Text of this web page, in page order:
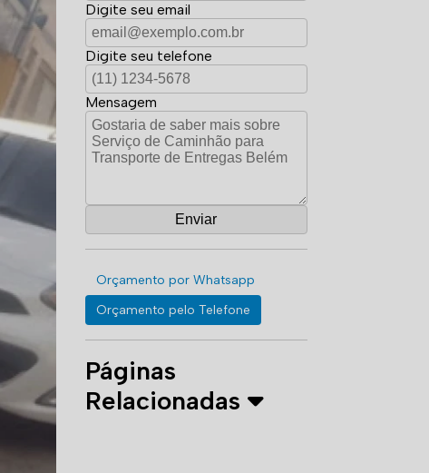
Digite seu email
Digite seu telefone
Mensagem
Orçamento por Whatsapp
Orçamento pelo Telefone
Páginas
Relacionadas